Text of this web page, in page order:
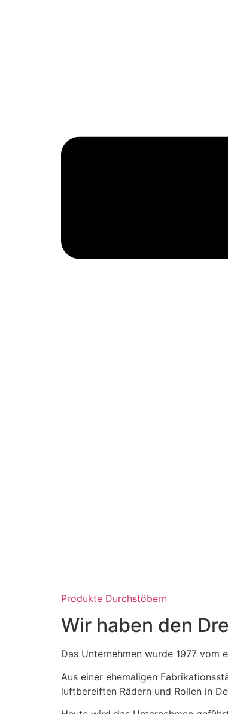
Produkte Durchstöbern
Wir haben den
Das Unternehmen wurde 1977 vom
Aus einer ehemaligen
luftbereiften Rädern und Rollen in